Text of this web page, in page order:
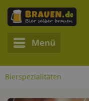
Menü
Bierspezialitäten